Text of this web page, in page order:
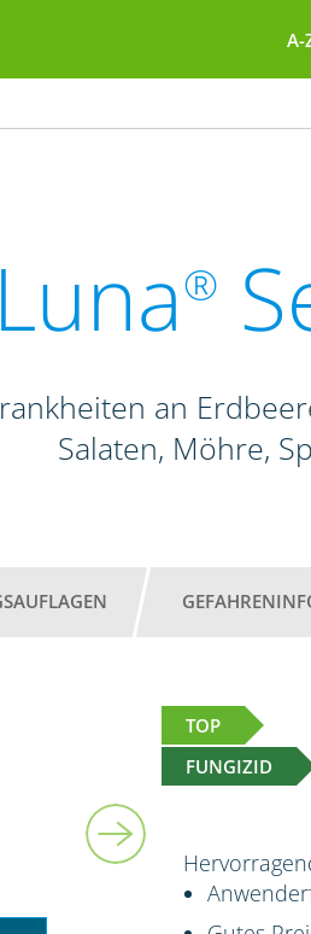
A-
Luna®
an
Salaten, Möhre,
TOP
FUNGIZID